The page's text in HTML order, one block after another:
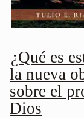
¿Qué es
la nueva
sobre el
Dios